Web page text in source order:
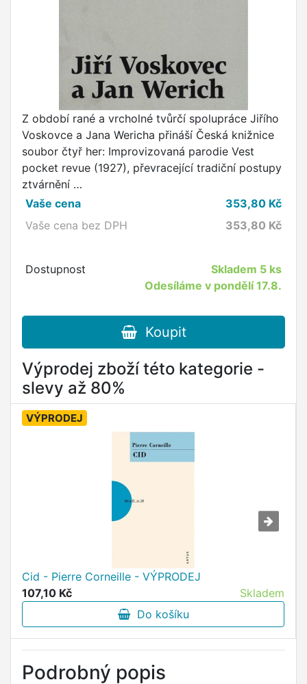
Z období rané a vrcholné tvůrčí spolupráce Jiřího
Voskovce a Jana Wericha přináší Česká knižnice
soubor čtyř her: Improvizovaná parodie Vest
pocket revue (1927), převracející tradiční postupy
ztvárnění …
Vaše cena
353,80 Kč
Vaše cena bez DPH
353,80 Kč
Dostupnost Skladem 5 ks
Odesíláme v pondělí 17.8.
Koupit
Výprodej zboží této kategorie -
slevy až 80%
VÝPRODEJ
Cid - Pierre Corneille - VÝPRODEJ
107,10 Kč
Skladem
Do košíku
Podrobný popis